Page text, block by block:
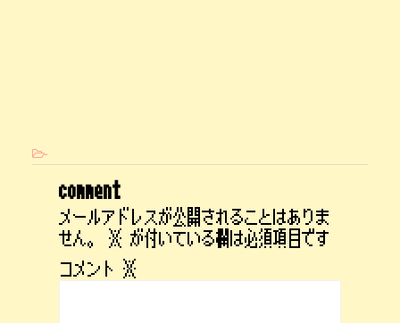
-
comment
メールアドレスが公開されることはありま
せん。
※ が付いている欄は必須項目です
コメント ※